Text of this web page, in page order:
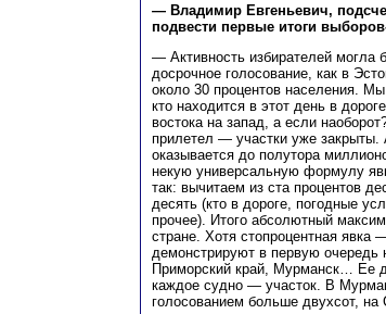
— Владимир Евгеньевич,
подвести первые итоги
— Активность избирателей могла
досрочное голосование, как в
около 30 процентов населения.
кто находится в этот день в
востока на запад, а если
прилетел — участки уже
оказывается до полутора
некую универсальную формулу
так: вычитаем из ста процентов
десять (кто в дороге, погодные
прочее). Итого абсолютный
стране. Хотя стопроцентная явка
демонстрируют в первую очередь
Приморский край, Мурманск… Ее
каждое судно — участок. В
голосованием больше двухсот,